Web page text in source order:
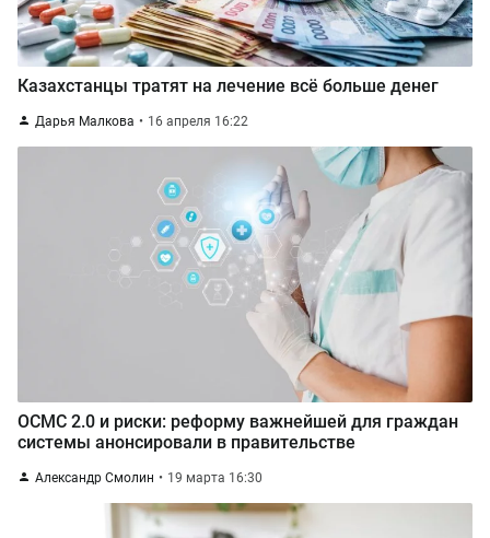
Казахстанцы тратят на лечение всё больше денег
Дарья Малкова 16 апреля 16:22
ОСМС 2.0 и риски: реформу важнейшей для граждан
системы анонсировали в правительстве
Александр Смолин 19 марта 16:30